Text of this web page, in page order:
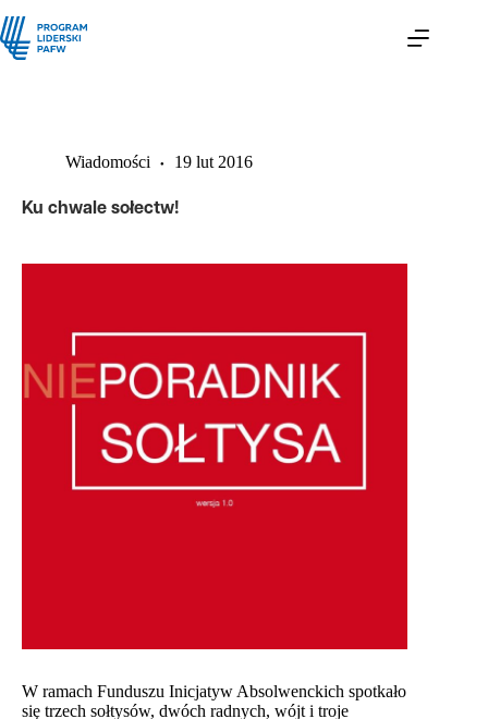
Wiadomości 19 lut 2016
Ku chwale sołectw!
W ramach Funduszu Inicjatyw Absolwenckich spotkało
się trzech sołtysów, dwóch radnych, wójt i troje